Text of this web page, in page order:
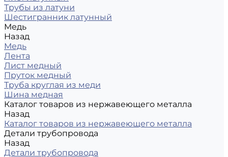
Трубы из латуни
Шестигранник латунный
Медь
Назад
Медь
Лента
Лист медный
Пруток медный
Труба круглая из меди
Шина медная
Каталог товаров из нержавеющего металла
Назад
Каталог товаров из нержавеющего металла
Детали трубопровода
Назад
Детали трубопровода